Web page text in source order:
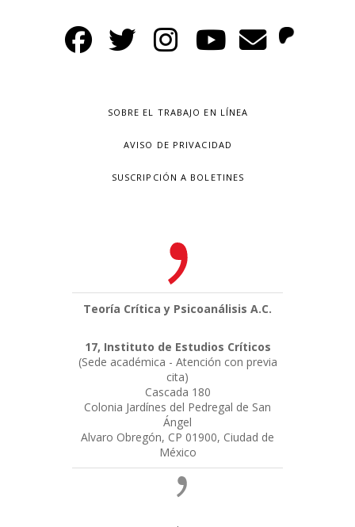
SOBRE EL TRABAJO EN LÍNEA
AVISO DE PRIVACIDAD
SUSCRIPCIÓN A BOLETINES
Teoría Crítica y Psicoanálisis A.C.
17, Instituto de Estudios Críticos
(Sede académica - Atención con previa
cita)
Cascada 180
Colonia Jardínes del Pedregal de San
Ángel
Alvaro Obregón, CP 01900, Ciudad de
México